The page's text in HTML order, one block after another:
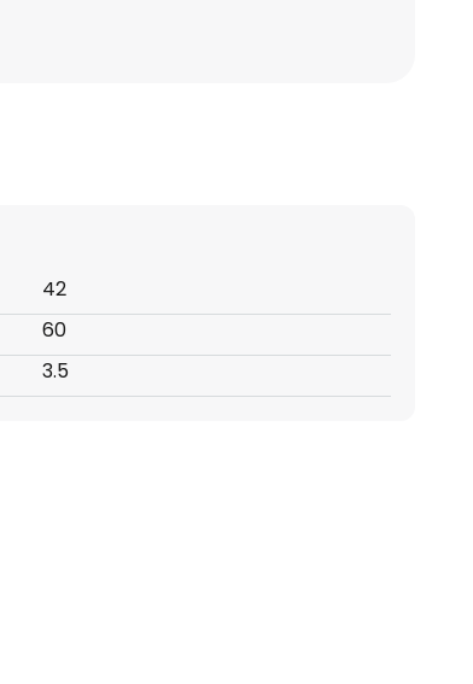
42
60
3.5